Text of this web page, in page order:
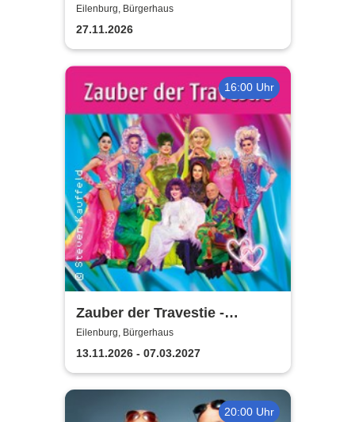
Weihnachtszeit 2026 - Das
Konzertprogramm mit Herz
Eilenburg, Bürgerhaus
27.11.2026
16:00 Uhr
Zauber der Travestie -
Fräulein Luise und ihr
Ensemble - das Original
Eilenburg, Bürgerhaus
13.11.2026 - 07.03.2027
20:00 Uhr